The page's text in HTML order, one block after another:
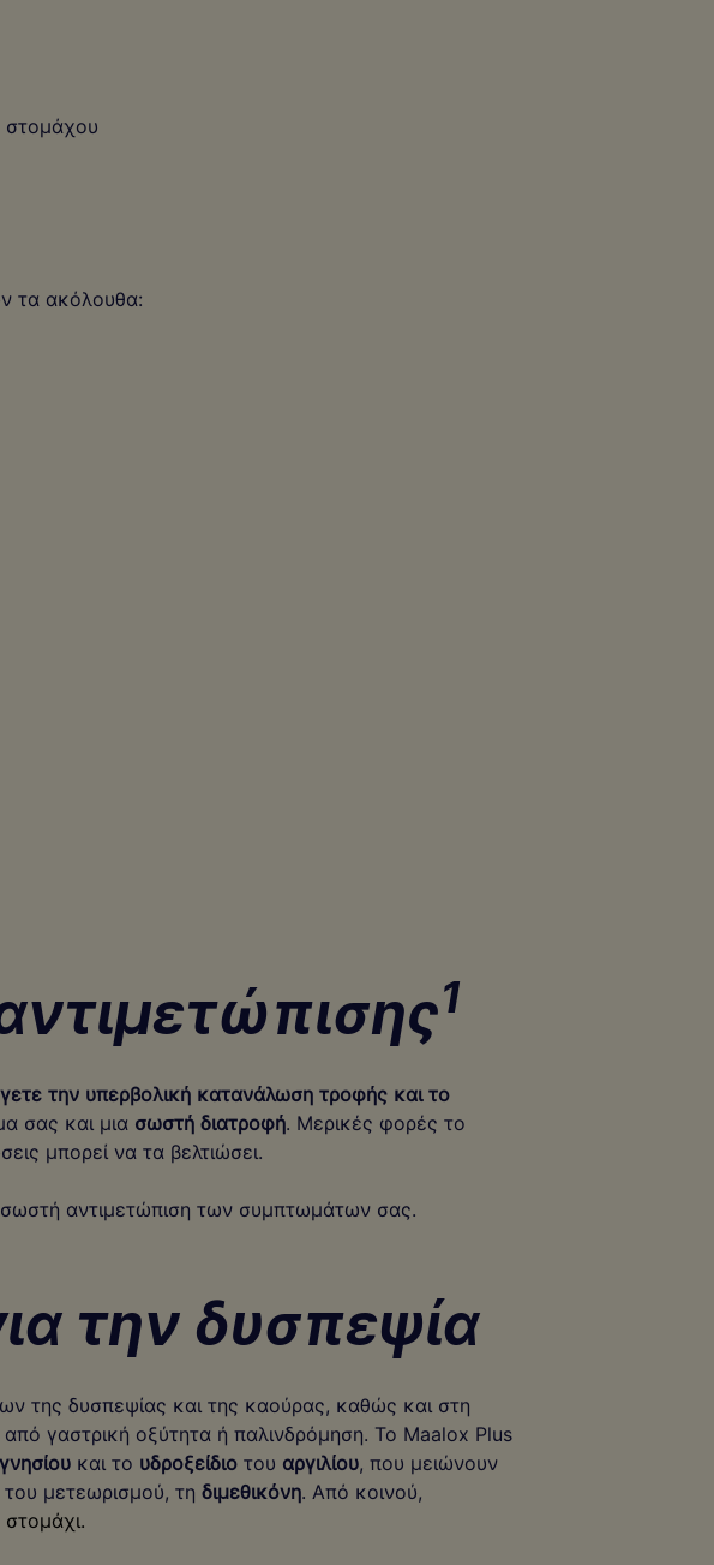
στομάχου
τα ακόλουθα:
1
την υπερβολική κατανάλωση τροφής και το
σας και μια σωστή διατροφή. Μερικές φορές το
μπορεί να τα βελτιώσει.
αντιμετώπιση των συμπτωμάτων σας.
την δυσπεψία
της δυσπεψίας και της καούρας, καθώς και στη
γαστρική οξύτητα ή παλινδρόμηση. Το Maalox Plus
και το υδροξείδιοτου αργιλίου, που μειώνουν
μετεωρισμού, τη διμεθικόνη. Από κοινού,